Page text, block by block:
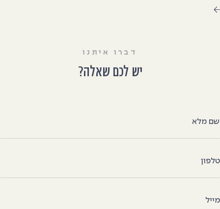
דברו איתנו
יש לכם שאלה?
שם מלא
טלפון
מייל